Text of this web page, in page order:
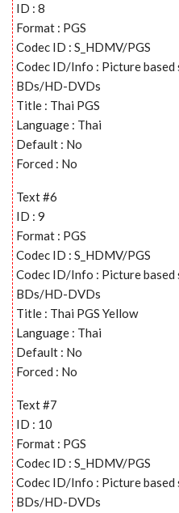
ID : 8
Format : PGS
Codec ID : S_HDMV/PGS
Codec ID/Info : Picture
BDs/HD-DVDs
Title : Thai PGS
Language : Thai
Default : No
Forced : No
Text #6
ID : 9
Format : PGS
Codec ID : S_HDMV/PGS
Codec ID/Info : Picture
BDs/HD-DVDs
Title : Thai PGS Yellow
Language : Thai
Default : No
Forced : No
Text #7
ID : 10
Format : PGS
Codec ID : S_HDMV/PGS
Codec ID/Info : Picture
BDs/HD-DVDs